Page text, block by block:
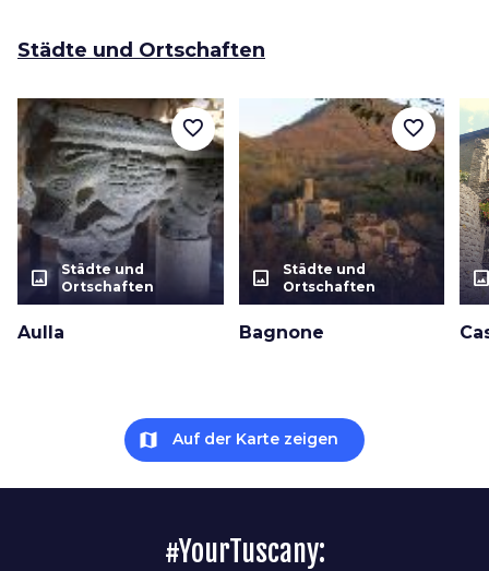
Städte und Ortschaften
photo_size_select_actual
Städte und
Ortschaften
Aulla
favorite_border
photo_size_select_actual
Städte und
Ortschaften
Bagnone
favorite_border
map Auf der Karte zeigen
#YourTuscany: